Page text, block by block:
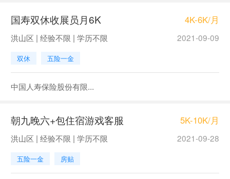
国寿双休收展员月6K 4K-6K/月
洪山区 | 经验不限 | 学历不限 2021-09-09
双休 五险一金
中国人寿保险股份有限...
朝九晚六+包住宿游戏客服 5K-10K/月
洪山区 | 经验不限 | 学历不限 2021-09-28
五险一金 房贴